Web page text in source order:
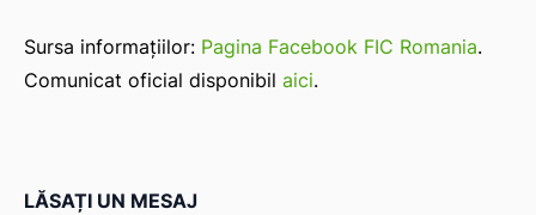
Sursa informațiilor: Pagina Facebook FIC Romania.
Comunicat oficial disponibil aici.
LĂSAȚI UN MESAJ